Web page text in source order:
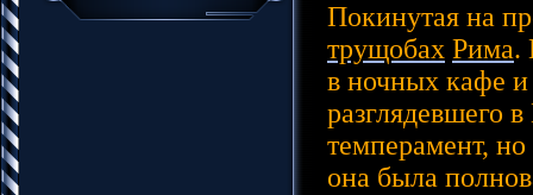
Покинутая на
трущобах Рима.
в ночных кафе
разглядевшего
темперамент,
она была